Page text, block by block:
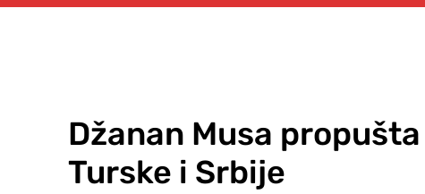
Džanan Musa
Turske i Srbije